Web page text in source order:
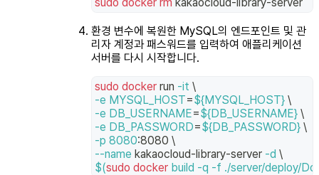
환경 변수에 복원한 MySQL의 엔드포인트 및 관
리자 계정과 패스워드를 입력하여 애플리케이션
서버를 다시 시작합니다.
sudo docker run -it \
-e MYSQL_HOST=${MYSQL_HOST} \
-e DB_USERNAME=${DB_USERNAME} \
-e DB_PASSWORD=${DB_PASSWORD} \
-p 8080:8080 \
--name kakaocloud-library-server -d \
$(sudo docker build -q -f ./server/deploy/